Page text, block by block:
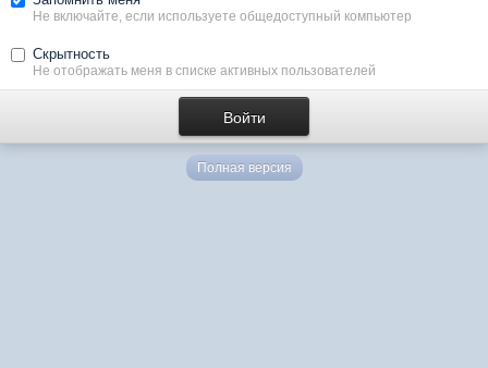
Не включайте, если используете общедоступный компьютер
Скрытность
Не отображать меня в списке активных пользователей
Полная версия